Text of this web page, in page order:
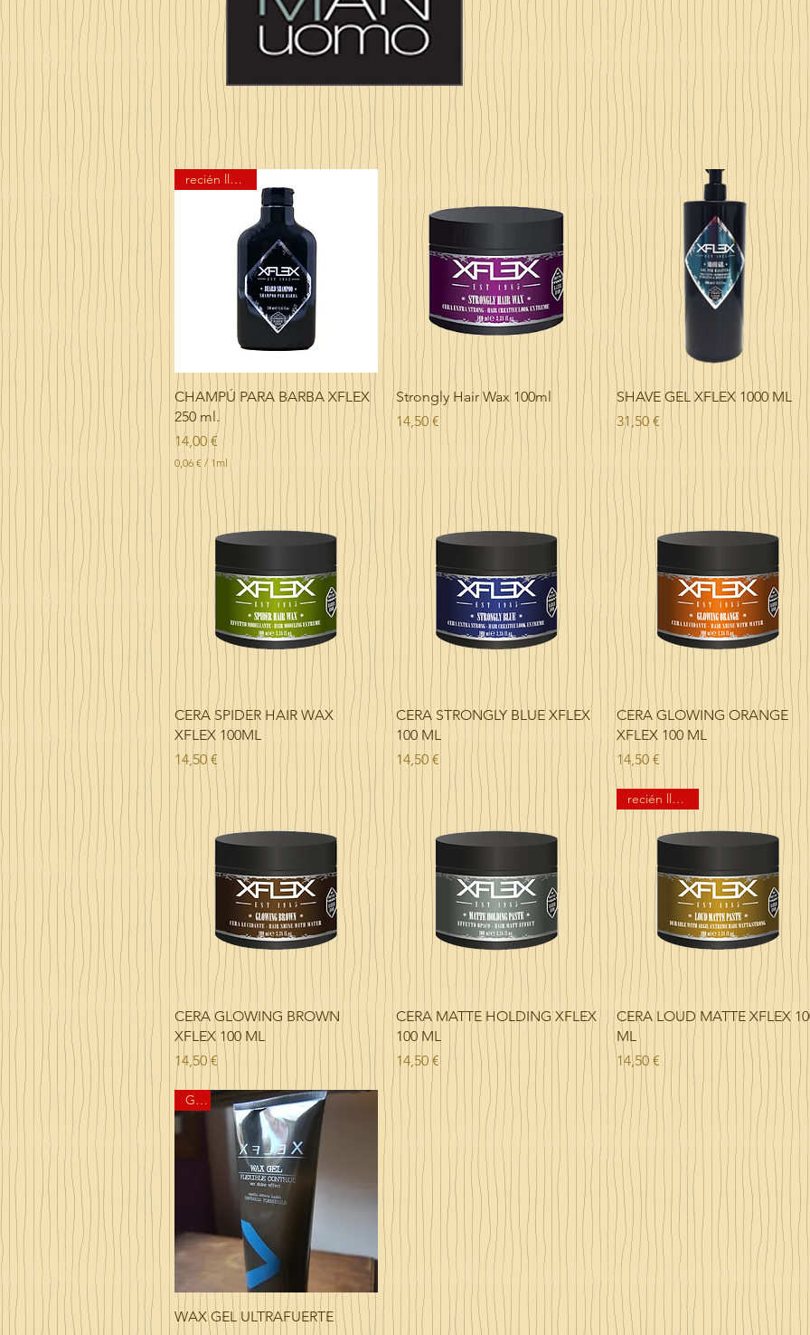
Vista rápida
recién llegado
CHAMPÚ PARA BARBA XFLEX
250 ml.
Precio
14,00 €
0,06 € / 1ml
6
o
M
i
l
t
r
o
Vista rápida
Strongly Hair Wax 100ml
Precio
14,50 €
Vista rápida
SHAVE GEL XFLEX 1000 ML
Precio
31,50 €
Vista rápida
CERA SPIDER HAIR WAX
XFLEX 100ML
Precio
14,50 €
Vista rápida
CERA STRONGLY BLUE XFLEX
100 ML
Precio
14,50 €
Vista rápida
CERA GLOWING ORANGE
XFLEX 100 ML
Precio
14,50 €
Vista rápida
CERA GLOWING BROWN
XFLEX 100 ML
Precio
14,50 €
Vista rápida
CERA MATTE HOLDING XFLEX
100 ML
Precio
14,50 €
Vista rápida
recién llegado
CERA LOUD MATTE XFLEX
ML
Precio
14,50 €
Vista rápida
GEL
WAX GEL ULTRAFUERTE